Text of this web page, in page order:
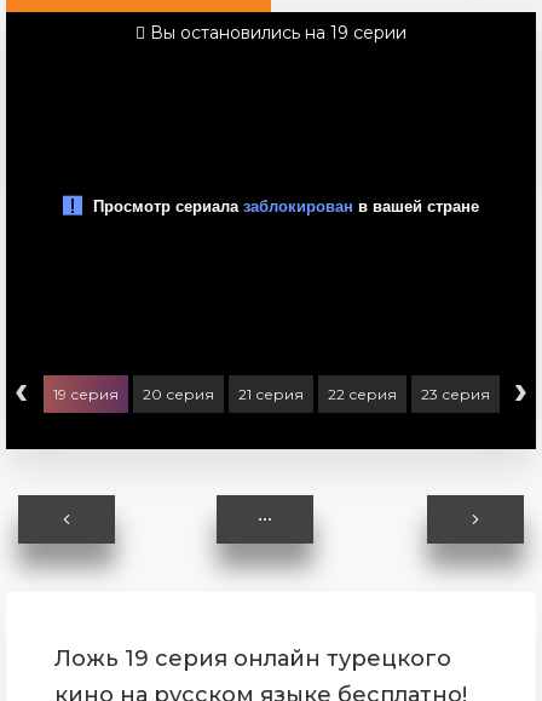
Вы остановились на 19 серии
‹ 19 серия 20 серия 21 серия 22 серия 23 серия 24
›
Ложь 19 серия онлайн турецкого
кино на русском языке бесплатно!